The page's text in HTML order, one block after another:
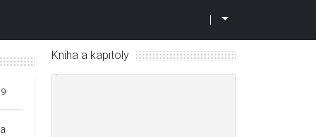
Kniha a kapitoly